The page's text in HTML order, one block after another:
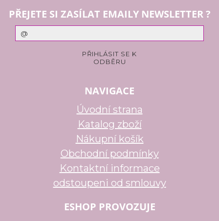
PŘEJETE SI ZASÍLAT EMAILY NEWSLETTER ?
NAVIGACE
Úvodní strana
Katalog zboží
Nákupní košík
Obchodní podmínky
Kontaktní informace
odstoupeni od smlouvy
ESHOP PROVOZUJE